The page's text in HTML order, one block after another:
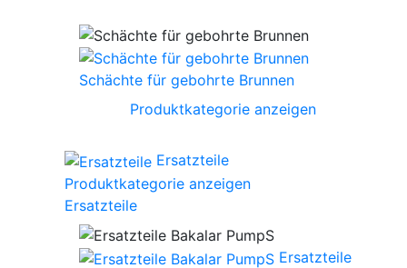
Schächte für gebohrte Brunnen
Produktkategorie anzeigen
Ersatzteile
Produktkategorie anzeigen
Ersatzteile
Ersatzteile